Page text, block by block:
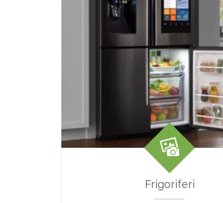
Frigoriferi